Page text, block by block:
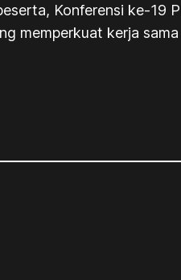
Konferensi ke-19
memperkuat kerja